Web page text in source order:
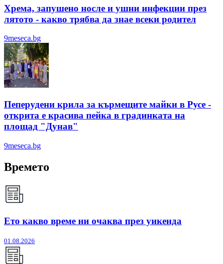
Хрема, запушено носле и ушни инфекции през
лятотo - какво трябва да знае всеки родител
9meseca.bg
Пеперудени крила за кърмещите майки в Русе -
открита е красива пейка в градинката на
площад "Дунав"
9meseca.bg
Времето
Ето какво време ни очаква през уикенда
01.08.2026